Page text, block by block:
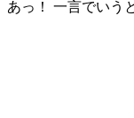
あっ！ 一言でいう